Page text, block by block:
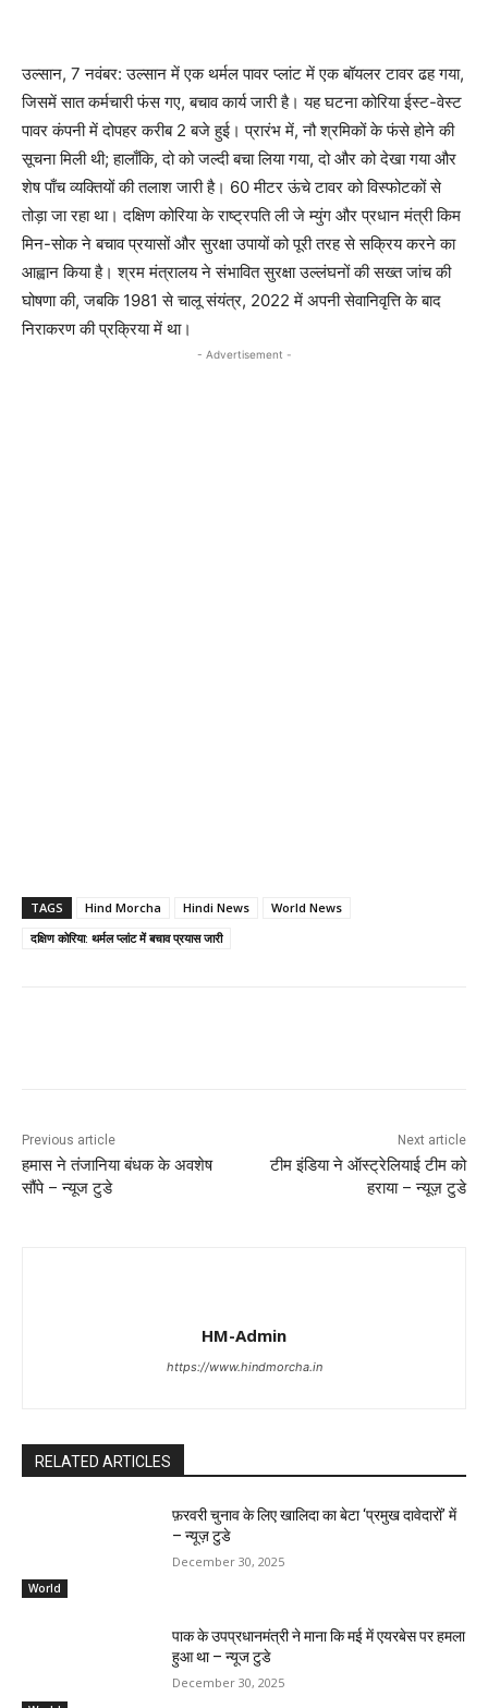
उल्सान, 7 नवंबर: उल्सान में एक थर्मल पावर प्लांट में एक बॉयलर टावर ढह गया,
जिसमें सात कर्मचारी फंस गए, बचाव कार्य जारी है। यह घटना कोरिया ईस्ट-वेस्ट
पावर कंपनी में दोपहर करीब 2 बजे हुई। प्रारंभ में, नौ श्रमिकों के फंसे होने की
सूचना मिली थी; हालाँकि, दो को जल्दी बचा लिया गया, दो और को देखा गया और
शेष पाँच व्यक्तियों की तलाश जारी है। 60 मीटर ऊंचे टावर को विस्फोटकों से
तोड़ा जा रहा था। दक्षिण कोरिया के राष्ट्रपति ली जे म्युंग और प्रधान मंत्री किम
मिन-सोक ने बचाव प्रयासों और सुरक्षा उपायों को पूरी तरह से सक्रिय करने का
आह्वान किया है। श्रम मंत्रालय ने संभावित सुरक्षा उल्लंघनों की सख्त जांच की
घोषणा की, जबकि 1981 से चालू संयंत्र, 2022 में अपनी सेवानिवृत्ति के बाद
निराकरण की प्रक्रिया में था।
- Advertisement -
TAGS Hind Morcha Hindi News
World News
दक्षिण कोरिया: थर्मल प्लांट में बचाव प्रयास जारी
Previous article
हमास ने तंजानिया बंधक के अवशेष
सौंपे – न्यूज टुडे
Next article
टीम इंडिया ने ऑस्ट्रेलियाई टीम को
हराया – न्यूज़ टुडे
HM-Admin
https://www.hindmorcha.in
RELATED ARTICLES
World
फ़रवरी चुनाव के लिए खालिदा का बेटा ‘प्रमुख दावेदारों’ में
– न्यूज़ टुडे
December 30, 2025
पाक के उपप्रधानमंत्री ने माना कि मई में एयरबेस पर हमला
हुआ था – न्यूज टुडे
December 30, 2025